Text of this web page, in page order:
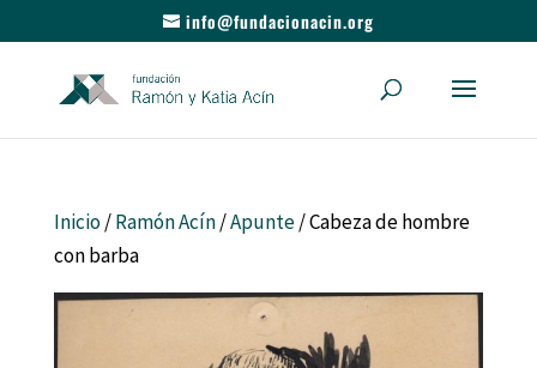
info@fundacionacin.org
Inicio/Ramón Acín/Apunte/ Cabeza de hombre
con barba